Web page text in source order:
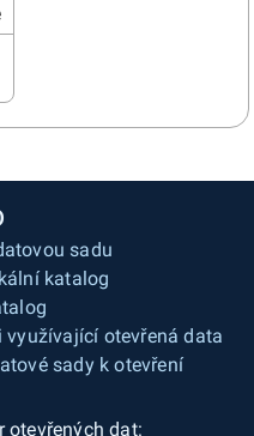
sadu
katalog
využívající otevřená data
sady k otevření
otevřených dat: